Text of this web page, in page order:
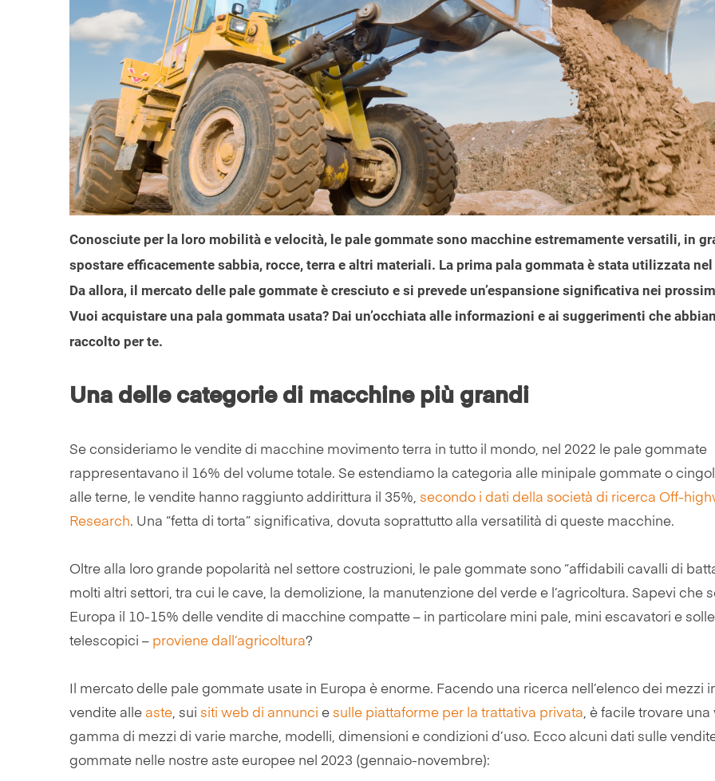
Conosciute per la loro mobilità e velocità, le pale gommate sono macchine estremamente versatili, in
spostare efficacemente sabbia, rocce, terra e altri materiali. La prima pala gommata è stata utilizzata
Da allora, il mercato delle pale gommate è cresciuto e si prevede un’espansione significativa nei
Vuoi acquistare una pala gommata usata? Dai un’occhiata alle informazioni e ai suggerimenti che
raccolto per te.
Una delle categorie di macchine più grandi
Se consideriamo le vendite di macchine movimento terra in tutto il mondo, nel 2022 le pale gommate
rappresentavano il 16% del volume totale. Se estendiamo la categoria alle minipale gommate o
alle terne, le vendite hanno raggiunto addirittura il 35%, secondo i dati della società di ricerca Off-
Research. Una “fetta di torta” significativa, dovuta soprattutto alla versatilità di queste macchine.
Oltre alla loro grande popolarità nel settore costruzioni, le pale gommate sono “affidabili cavalli di
molti altri settori, tra cui le cave, la demolizione, la manutenzione del verde e l’agricoltura. Sapevi che
Europa il 10-15% delle vendite di macchine compatte – in particolare mini pale, mini escavatori e
telescopici – proviene dall’agricoltura?
Il mercato delle pale gommate usate in Europa è enorme. Facendo una ricerca nell’elenco dei mezzi
vendite alle aste, sui siti web di annunci e sulle piattaforme per la trattativa privata, è facile trovare una
gamma di mezzi di varie marche, modelli, dimensioni e condizioni d’uso. Ecco alcuni dati sulle
gommate nelle nostre aste europee nel 2023 (gennaio-novembre):